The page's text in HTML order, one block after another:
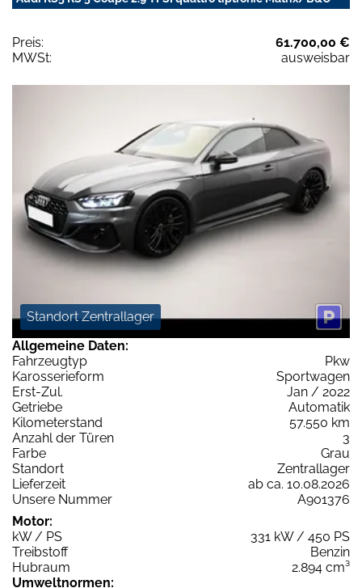
Preis:
61.700,00 €
MWSt:
ausweisbar
Standort Zentrallager
Allgemeine Daten:
Fahrzeugtyp
Pkw
Karosserieform
Sportwagen
Erst-Zul.
Jan / 2022
Getriebe
Automatik
Kilometerstand
57.550 km
Anzahl der Türen
3
Farbe
Grau
Standort
Zentrallager
Lieferzeit
ab ca. 10.08.2026
Unsere Nummer
A901376
Motor:
kW / PS
331 kW / 450 PS
Treibstoff
Benzin
Hubraum
2.894 cm³
Umweltnormen: